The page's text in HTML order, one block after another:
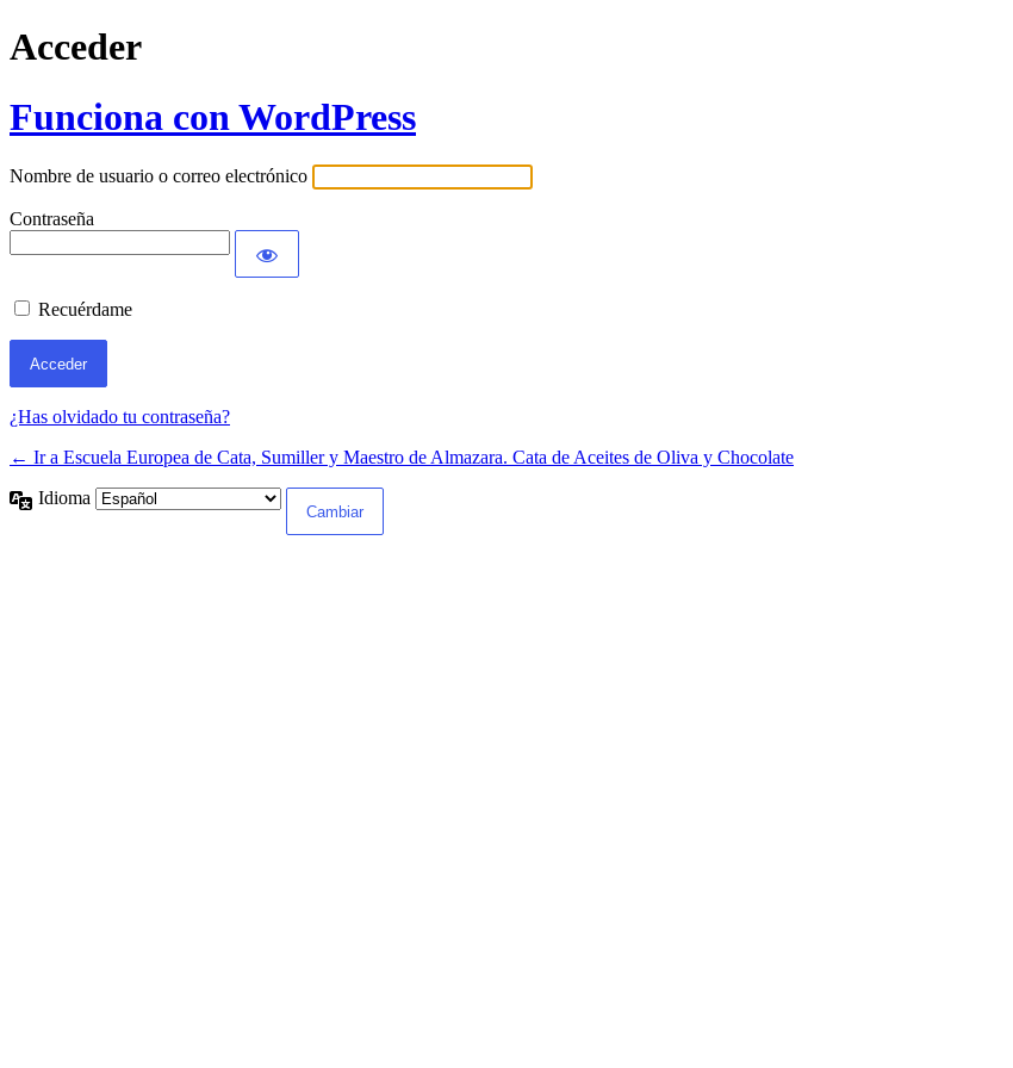
Acceder
Funciona con WordPress
Nombre de usuario o correo electrónico
Contraseña
Recuérdame
¿Has olvidado tu contraseña?
← Ir a Escuela Europea de Cata, Sumiller y Maestro de Almazara. Cata de Aceites de Oliva y Chocolate
Idioma